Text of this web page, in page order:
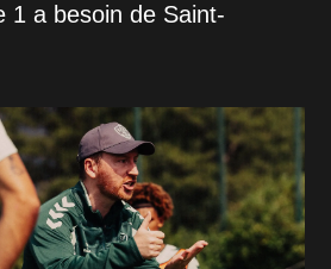
1 a besoin de Saint-